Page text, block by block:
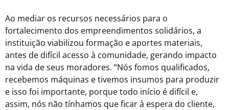
Ao mediar os recursos necessários para o
fortalecimento dos empreendimentos solidários, a
instituição viabilizou formação e aportes materiais,
antes de difícil acesso à comunidade, gerando impacto
na vida de seus moradores. “Nós fomos qualificados,
recebemos máquinas e tivemos insumos para produzir
e isso foi importante, porque todo início é difícil e,
assim, nós não tínhamos que ficar à espera do cliente,